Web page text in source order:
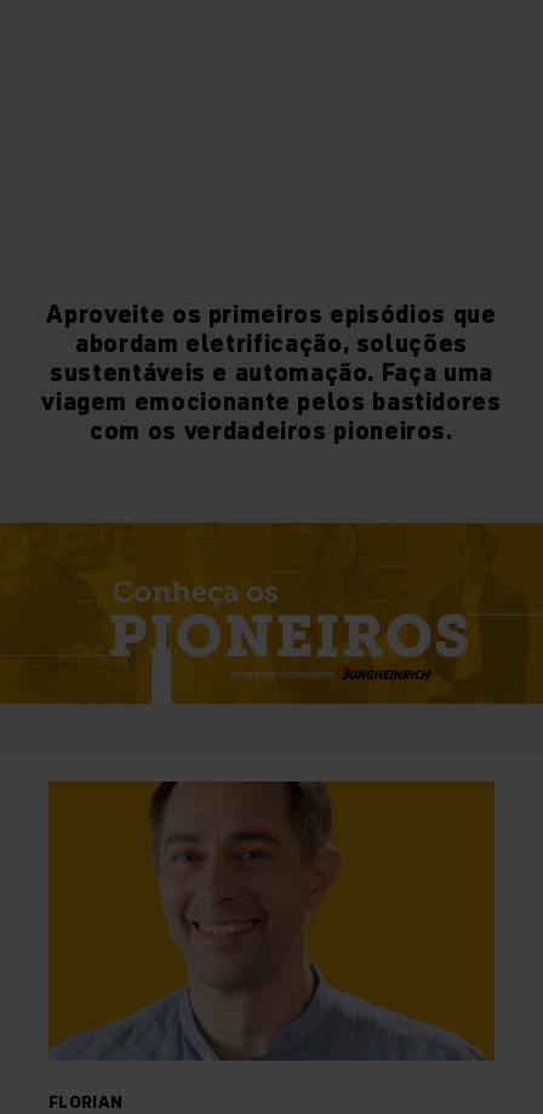
Aproveite os primeiros episódios que
abordam eletrificação, soluções
sustentáveis e automação. Faça uma
viagem emocionante pelos bastidores
com os verdadeiros pioneiros.
FLORIAN